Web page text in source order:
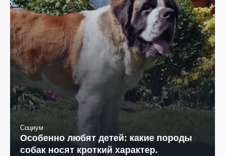
Социум
Особенно любят детей: какие породы
собак носят кроткий характер.